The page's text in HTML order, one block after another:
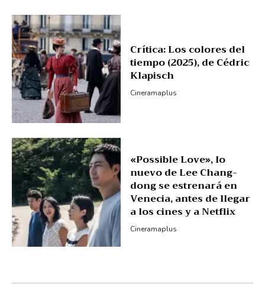
Crítica: Los colores del
tiempo (2025), de Cédric
Klapisch
Cineramaplus
«Possible Love», lo
nuevo de Lee Chang-
dong se estrenará en
Venecia, antes de llegar
a los cines y a Netflix
Cineramaplus